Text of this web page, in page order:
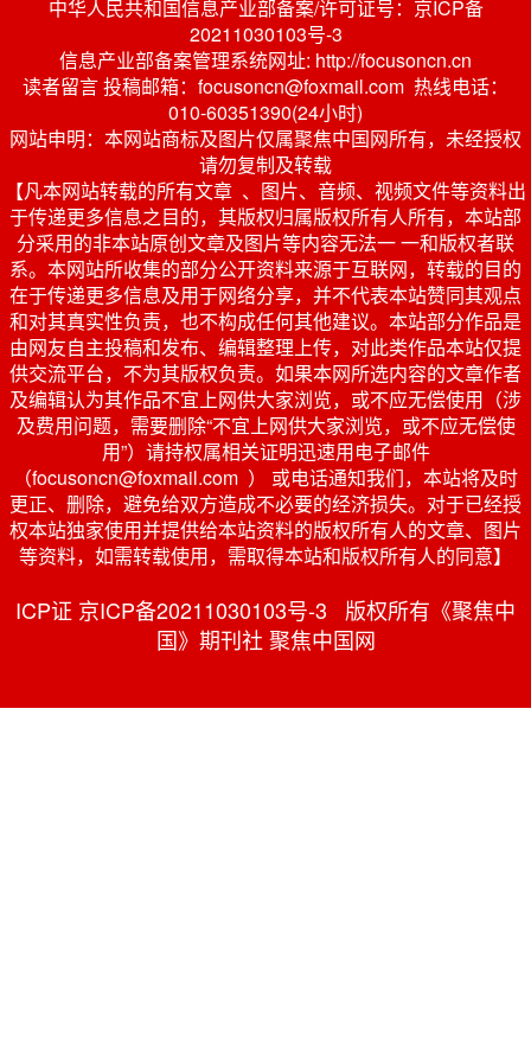
中华人民共和国信息产业部备案/许可证号：京ICP备
20211030103号-3
信息产业部备案管理系统网址: http://focusoncn.cn
读者留言 投稿邮箱：focusoncn@foxmail.com 热线电话：
010-60351390(24小时)
网站申明：本网站商标及图片仅属聚焦中国网所有，未经授权
请勿复制及转载
【凡本网站转载的所有文章 、图片、音频、视频文件等资料出
于传递更多信息之目的，其版权归属版权所有人所有，本站部
分采用的非本站原创文章及图片等内容无法一 一和版权者联
系。本网站所收集的部分公开资料来源于互联网，转载的目的
在于传递更多信息及用于网络分享，并不代表本站赞同其观点
和对其真实性负责，也不构成任何其他建议。本站部分作品是
由网友自主投稿和发布、编辑整理上传，对此类作品本站仅提
供交流平台，不为其版权负责。如果本网所选内容的文章作者
及编辑认为其作品不宜上网供大家浏览，或不应无偿使用（涉
及费用问题，需要删除“不宜上网供大家浏览，或不应无偿使
用”）请持权属相关证明迅速用电子邮件
（focusoncn@foxmail.com ） 或电话通知我们，本站将及时
更正、删除，避免给双方造成不必要的经济损失。对于已经授
权本站独家使用并提供给本站资料的版权所有人的文章、图片
等资料，如需转载使用，需取得本站和版权所有人的同意】
ICP证 京ICP备20211030103号-3 版权所有《聚焦中
国》期刊社 聚焦中国网